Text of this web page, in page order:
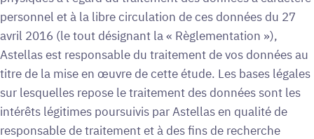
personnel et à la libre circulation de ces données du 27
avril 2016 (le tout désignant la « Règlementation »),
Astellas est responsable du traitement de vos données au
titre de la mise en œuvre de cette étude. Les bases légales
sur lesquelles repose le traitement des données sont les
intérêts légitimes poursuivis par Astellas en qualité de
responsable de traitement et à des fins de recherche